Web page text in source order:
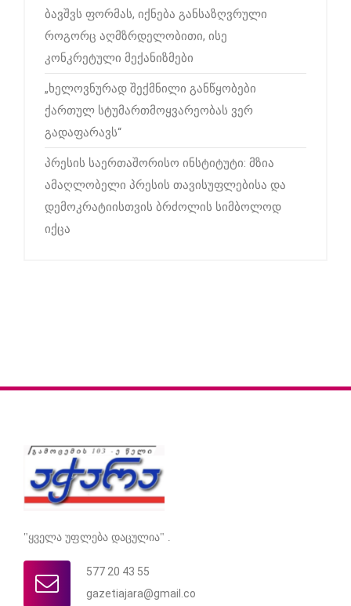
ბავშვს ფორმას, იქნება განსაზღვრული
როგორც აღმზრდელობითი, ისე
კონკრეტული მექანიზმები
„ხელოვნურად შექმნილი განწყობები
ქართულ სტუმართმოყვარეობას ვერ
გადაფარავს“
პრესის საერთაშორისო ინსტიტუტი: მზია
ამაღლობელი პრესის თავისუფლებისა და
დემოკრატიისთვის ბრძოლის სიმბოლოდ
იქცა
"ყველა უფლება დაცულია" .
577 20 43 55
gazetiajara@gmail.co